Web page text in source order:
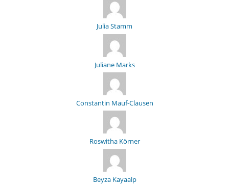
Julia Stamm
Juliane Marks
Constantin Mauf-Clausen
Roswitha Körner
Beyza Kayaalp